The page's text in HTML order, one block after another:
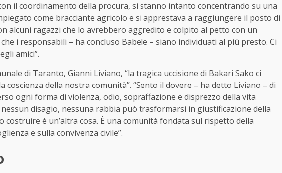
il coordinamento della procura, si stanno intanto concentrando su una
come bracciante agricolo e si apprestava a raggiungere il posto di
alcuni ragazzi che lo avrebbero aggredito e colpito al petto con un
i responsabili – ha concluso Babele – siano individuati al più presto. Ci
amici”.
di Taranto, Gianni Liviano, “la tragica uccisione di Bakari Sako ci
coscienza della nostra comunità”. “Sento il dovere – ha detto Liviano – di
ogni forma di violenza, odio, sopraffazione e disprezzo della vita
disagio, nessuna rabbia può trasformarsi in giustificazione della
costruire è un’altra cosa. È una comunità fondata sul rispetto della
e sulla convivenza civile”.